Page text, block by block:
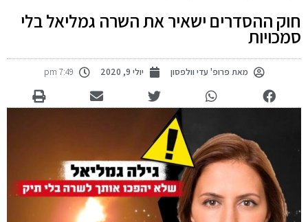
חוק ההסדרים ישאיר את השרה גמליאל בלי
סמכויות
מאת פרופ' עדי וולפסון יולי 9, 2020 7:49 pm